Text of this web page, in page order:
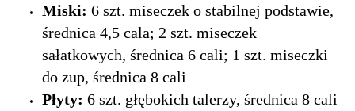
Miski: 6 szt. miseczek o stabilnej podstawie,
średnica 4,5 cala; 2 szt. miseczek
sałatkowych, średnica 6 cali; 1 szt. miseczki
do zup, średnica 8 cali
Płyty: 6 szt. głębokich talerzy, średnica 8 cali